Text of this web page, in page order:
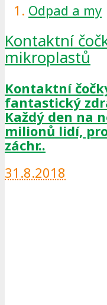
Odpad a my
Kontaktní
mikroplastů
Kontaktní
fantastický
Každý den na
milionů lidí,
záchr..
31.8.2018